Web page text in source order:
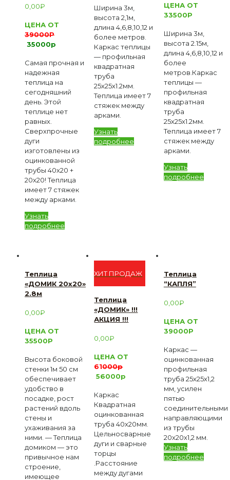
0,00₽
ЦЕНА ОТ
39000Р
35000р
Самая прочная и
надежная
теплица на
сегодняшний
день. Этой
теплице нет
равных.
Сверхпрочные
дуги
изготовлены из
оцинкованной
трубы 40х20 +
20х20! Теплица
имеет 7 стяжек
между арками.
Узнать
подробнее
Ширина 3м,
высота 2,1м,
длина 4,6,8,10,12 и
более метров.
Каркас теплицы
— профильная
квадратная
труба
25х25х1.2мм.
Теплица имеет 7
стяжек между
арками.
Узнать
подробнее
ЦЕНА ОТ
33500Р
Ширина 3м,
высота 2.15м,
длина 4,6,8,10,12 и
более
метров.Каркас
теплицы —
профильная
квадратная
труба
25х25х1.2мм.
Теплица имеет 7
стяжек между
арками.
Узнать
подробнее
Теплица
«ДОМИК 20х20»
2.8м
0,00₽
ЦЕНА ОТ
35500Р
Высота боковой
стенки 1м 50 см
обеспечивает
удобство в
посадке, рост
растений вдоль
стены и
ухаживания за
ними. — Теплица
домиком — это
привычное нам
строение,
имеющее
ХИТ ПРОДАЖ
Теплица
«ДОМИК» !!!
АКЦИЯ !!!
0,00₽
ЦЕНА ОТ
61000р
56000р
Каркас
Квадратная
оцинкованная
труба 40х20мм.
Цельносварные
дуги и сварные
торцы
.Расстояние
между дугами
Теплица
“КАПЛЯ”
0,00₽
ЦЕНА ОТ
39000Р
Каркас —
оцинкованная
профильная
труба 25х25х1,2
мм, усилен
пятью
соединительными
направляющими
из трубы
20х20х1,2 мм.
Узнать
подробнее